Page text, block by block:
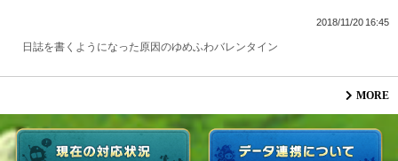
2018/11/20 16:45
日誌を書くようになった原因のゆめふわバレンタイン
MORE